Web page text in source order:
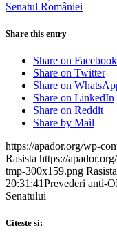
Senatul României
Share this entry
Share on Facebook
Share on Twitter
Share on
Share on LinkedIn
Share on Reddit
Share by Mail
https://apador.org/wp-
Rasista https://
tmp-300x159.png Rasista
20:31:41Prevederi anti-
Senatului
Citeste si: